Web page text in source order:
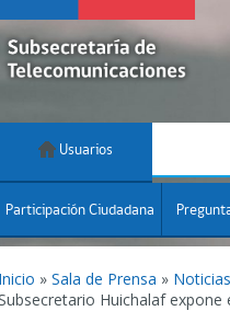
Usuarios
Participación Ciudadana
Inicio » Sala de Prensa » Noticias
Huichalaf expone